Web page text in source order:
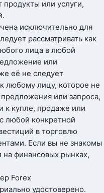
или услуги,
исключительно для
рассматривать как
лица в любой
или
её не следует
любому лицу, которое не
или запроса,
к купле, продаже или
любой конкретной
в торговлю
Если вы не знакомы
финансовых рынках,
Forex
удостоверено.